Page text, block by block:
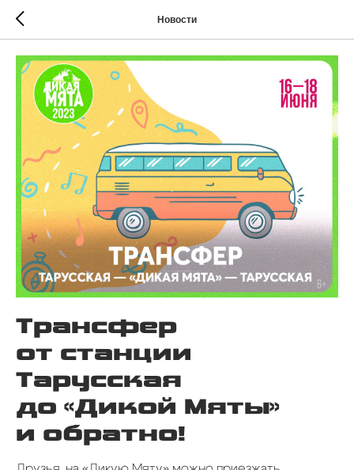
Новости
Трансфер
от станции
Тарусская
до «Дикой Мяты»
и обратно!